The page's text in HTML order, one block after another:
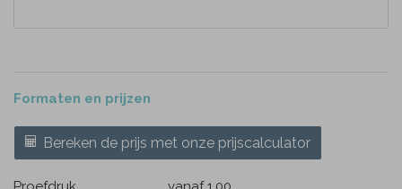
Formaten en prijzen
Bereken de prijs met onze prijscalculator